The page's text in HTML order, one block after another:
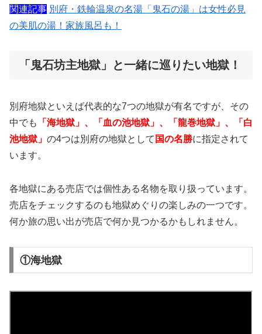
関連記事 別府・鉄輪温泉の名湯「鬼石の湯」は女性必見
の美肌の湯！家族風呂も！
「鬼石坊主地獄」と一緒に巡りたい地獄！
別府地獄といえば代表的な7つの地獄が有名ですが、その
中でも
「海地獄」、「血の池地獄」、「龍巻地獄」、「白
池地獄」 の4つは別府の地獄として 国の名勝に指定されて
います。
各地獄にある売店では個性ある名物を取り扱っています。
売店をチェックするのも地獄めぐりの楽しみの一つです。
何か旅の思い出が売店で何か見つかるかもしれません。
①海地獄